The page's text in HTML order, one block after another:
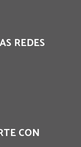
REDES
CON